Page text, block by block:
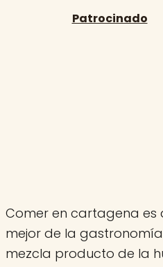
Comer en cartagena es
mejor de la
mezcla producto de la